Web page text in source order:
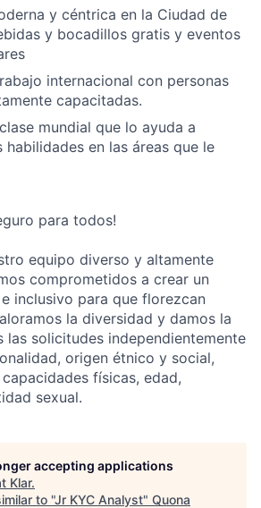
y céntrica en la Ciudad de
y bocadillos gratis y eventos
internacional con personas
capacitadas.
mundial que lo ayuda a
habilidades en las áreas que le
para todos!
equipo diverso y altamente
comprometidos a crear un
inclusivo para que florezcan
la diversidad y damos la
las solicitudes independientemente
origen étnico y social,
físicas, edad,
sexual.
accepting applications
Klar.
to "Jr KYC Analyst" Quona